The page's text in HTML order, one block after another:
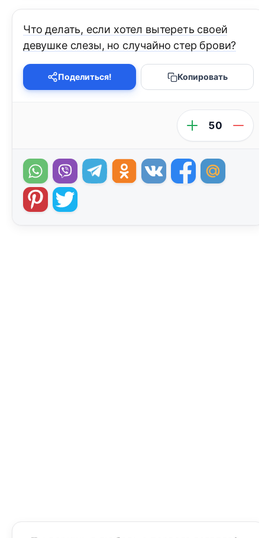
Что делать, если хотел вытереть своей
девушке слезы, но случайно стер брови?
Поделиться! Копировать
50